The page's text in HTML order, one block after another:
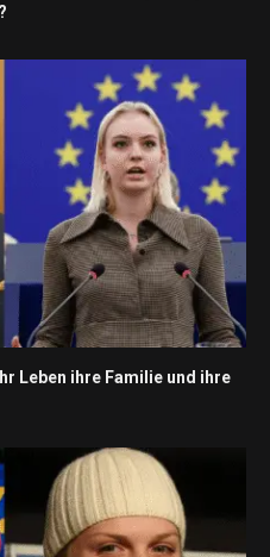
Leben ihre Familie und ihre